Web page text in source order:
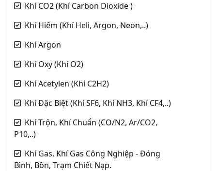
Khí CO2 (Khí Carbon Dioxide )
Khí Hiếm (Khí Heli, Argon, Neon,..)
Khí Argon
Khí Oxy (Khí O2)
Khí Acetylen (Khí C2H2)
Khí Đặc Biệt (Khí SF6, Khí NH3, Khí CF4,..)
Khí Trộn, Khí Chuẩn (CO/N2, Ar/CO2,
P10,..)
Khí Gas, Khí Gas Công Nghiệp - Đóng
Bình, Bồn, Trạm Chiết Nạp.